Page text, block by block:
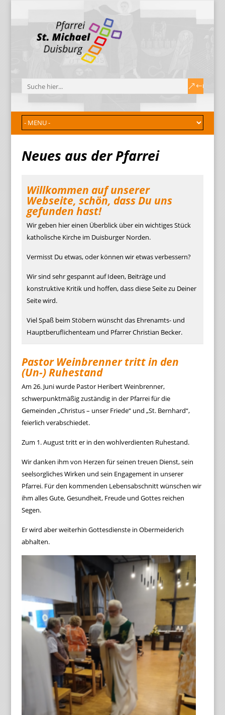
Neues aus der Pfarrei
Willkommen auf unserer
Webseite, schön, dass Du uns
gefunden hast!
Wir geben hier einen Überblick über ein wichtiges Stück
katholische Kirche im Duisburger Norden.
Vermisst Du etwas, oder können wir etwas verbessern?
Wir sind sehr gespannt auf Ideen, Beiträge und
konstruktive Kritik und hoffen, dass diese Seite zu Deiner
Seite wird.
Viel Spaß beim Stöbern wünscht das Ehrenamts- und
Hauptberuflichenteam und Pfarrer Christian Becker.
Pastor Weinbrenner tritt in den
(Un-) Ruhestand
Am 26. Juni wurde Pastor Heribert Weinbrenner,
schwerpunktmäßig zuständig in der Pfarrei für die
Gemeinden „Christus – unser Friede“ und „St. Bernhard“,
feierlich verabschiedet.
Zum 1. August tritt er in den wohlverdienten Ruhestand.
Wir danken ihm von Herzen für seinen treuen Dienst, sein
seelsorgliches Wirken und sein Engagement in unserer
Pfarrei. Für den kommenden Lebensabschnitt wünschen wir
ihm alles Gute, Gesundheit, Freude und Gottes reichen
Segen.
Er wird aber weiterhin Gottesdienste in Obermeiderich
abhalten.